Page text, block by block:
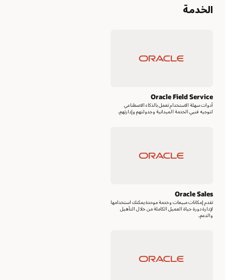
الخدمة
Oracle Field Service
أدوات سهلة الاستخدام تعمل بالذكاء الاصطناعي
لتوجيه فنيي الخدمة الميدانية وجدولتهم وإدارتهم.
Oracle Sales
تقدم إمكانات مبيعات وخدمة موحدة يمكنك استخدامها
لإدارة دورة حياة العميل الكاملة من خلال التأهيل
والدعم.